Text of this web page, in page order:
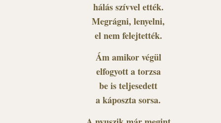
hálás szívvel ették.
Megrágni, lenyelni,
el nem felejtették.
Ám amikor végül
elfogyott a torzsa
be is teljesedett
a káposzta sorsa.